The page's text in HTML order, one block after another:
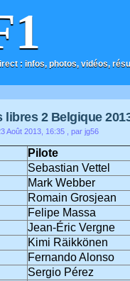
: infos, photos, vidéos,
libres 2 Belgique
Août 2013, 16:35 , par jg56
Pilote
Sebastian Vettel
Mark Webber
Romain Grosjean
Felipe Massa
Jean-Éric Vergne
Kimi Räikkönen
Fernando Alonso
Sergio Pérez